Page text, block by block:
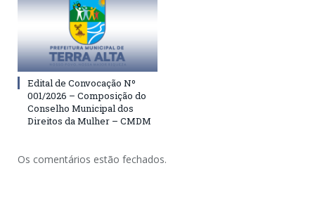
Edital de Convocação Nº
001/2026 – Composição do
Conselho Municipal dos
Direitos da Mulher – CMDM
Os comentários estão fechados.